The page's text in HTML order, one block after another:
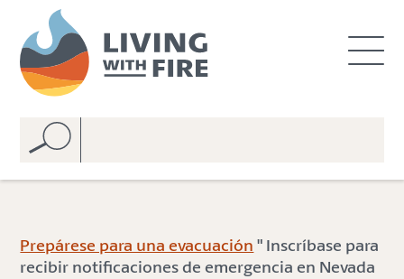
n
v
Prepárese para una evacuación " Inscríbase para
recibir notificaciones de emergencia en Nevada